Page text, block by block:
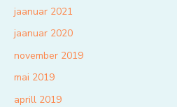
jaanuar 2021
jaanuar 2020
november 2019
mai 2019
aprill 2019